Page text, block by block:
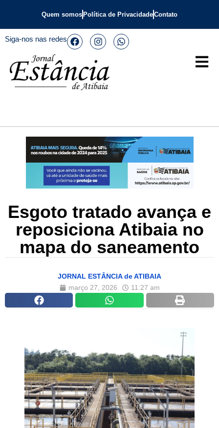
Quem somos Política de PrivacidadeContato
Siga-nos nas redes
Esgoto tratado avança e
reposiciona Atibaia no
mapa do saneamento
JORNAL ESTÂNCIA de ATIBAIA
março 27, 2026
11:27 am